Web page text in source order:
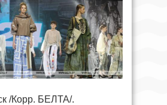
/Корр. БЕЛТА/.